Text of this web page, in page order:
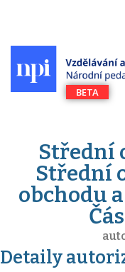
Střední
Střední
obchodu
Detaily